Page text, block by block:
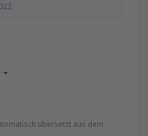
übersetzt aus dem